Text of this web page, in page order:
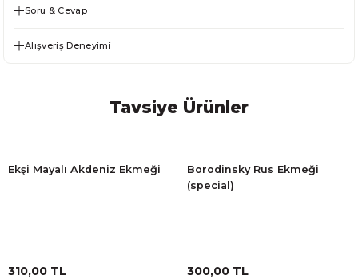
Soru & Cevap
Alışveriş Deneyimi
Tavsiye Ürünler
Ekşi Mayalı Akdeniz Ekmeği
310,00 TL
Borodinsky Rus Ekmeği
(special)
300,00 TL